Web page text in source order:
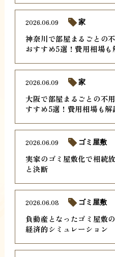
神奈川で部屋まるごとの
おすすめ5選！費用相場も
2026.06.09 家
大阪で部屋まるごとの不
すすめ5選！費用相場も解
2026.06.09 家
実家のゴミ屋敷化で相続
と決断
2026.06.09 ゴミ屋敷
負動産となったゴミ屋敷
経済的シミュレーション
2026.06.08 ゴミ屋敷